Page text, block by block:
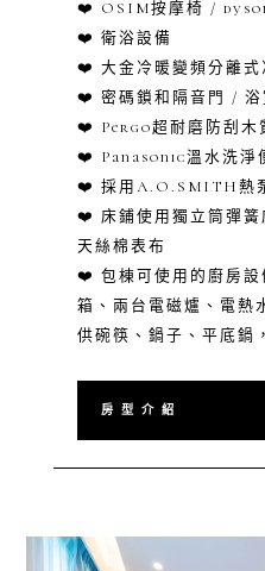
❤️ OSIM按摩椅 /
❤️ 衛浴設備
❤️ 大金冷暖變頻分離式
❤️ 密碼鎖和隔音門 / 浴
❤️ Pergo超耐磨防刮木
❤️ Panasonic溫水洗淨
❤️ 採用A.O.SMITH熱
❤️ 床鋪使用獨立筒彈簧
天絲棉表布
❤️ 包棟可使用的廚房設
箱、兩台電磁爐、電熱
供碗筷、鍋子、平底鍋
房 型 介 紹